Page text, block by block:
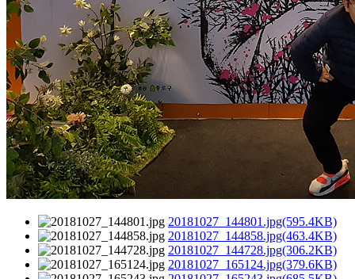
20181027_144801.jpg(595.4KB)
20181027_144858.jpg(463.4KB)
20181027_144728.jpg(306.2KB)
20181027_165124.jpg(379.6KB)